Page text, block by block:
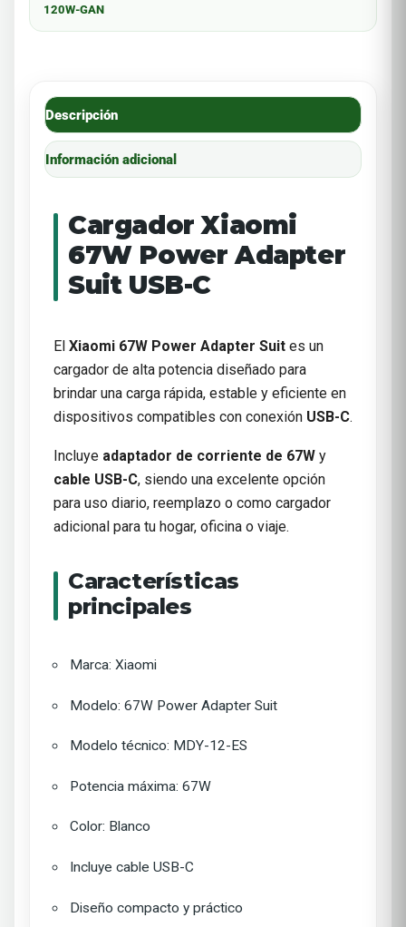
120W-GAN
Descripción
Información adicional
Cargador Xiaomi
67W Power Adapter
Suit USB-C
El Xiaomi 67W Power Adapter Suit es un
cargador de alta potencia diseñado para
brindar una carga rápida, estable y eficiente en
dispositivos compatibles con conexión USB-C.
Incluye adaptador de corriente de 67W y
cable USB-C, siendo una excelente opción
para uso diario, reemplazo o como cargador
adicional para tu hogar, oficina o viaje.
Características
principales
Marca: Xiaomi
Modelo: 67W Power Adapter Suit
Modelo técnico: MDY-12-ES
Potencia máxima: 67W
Color: Blanco
Incluye cable USB-C
Diseño compacto y práctico